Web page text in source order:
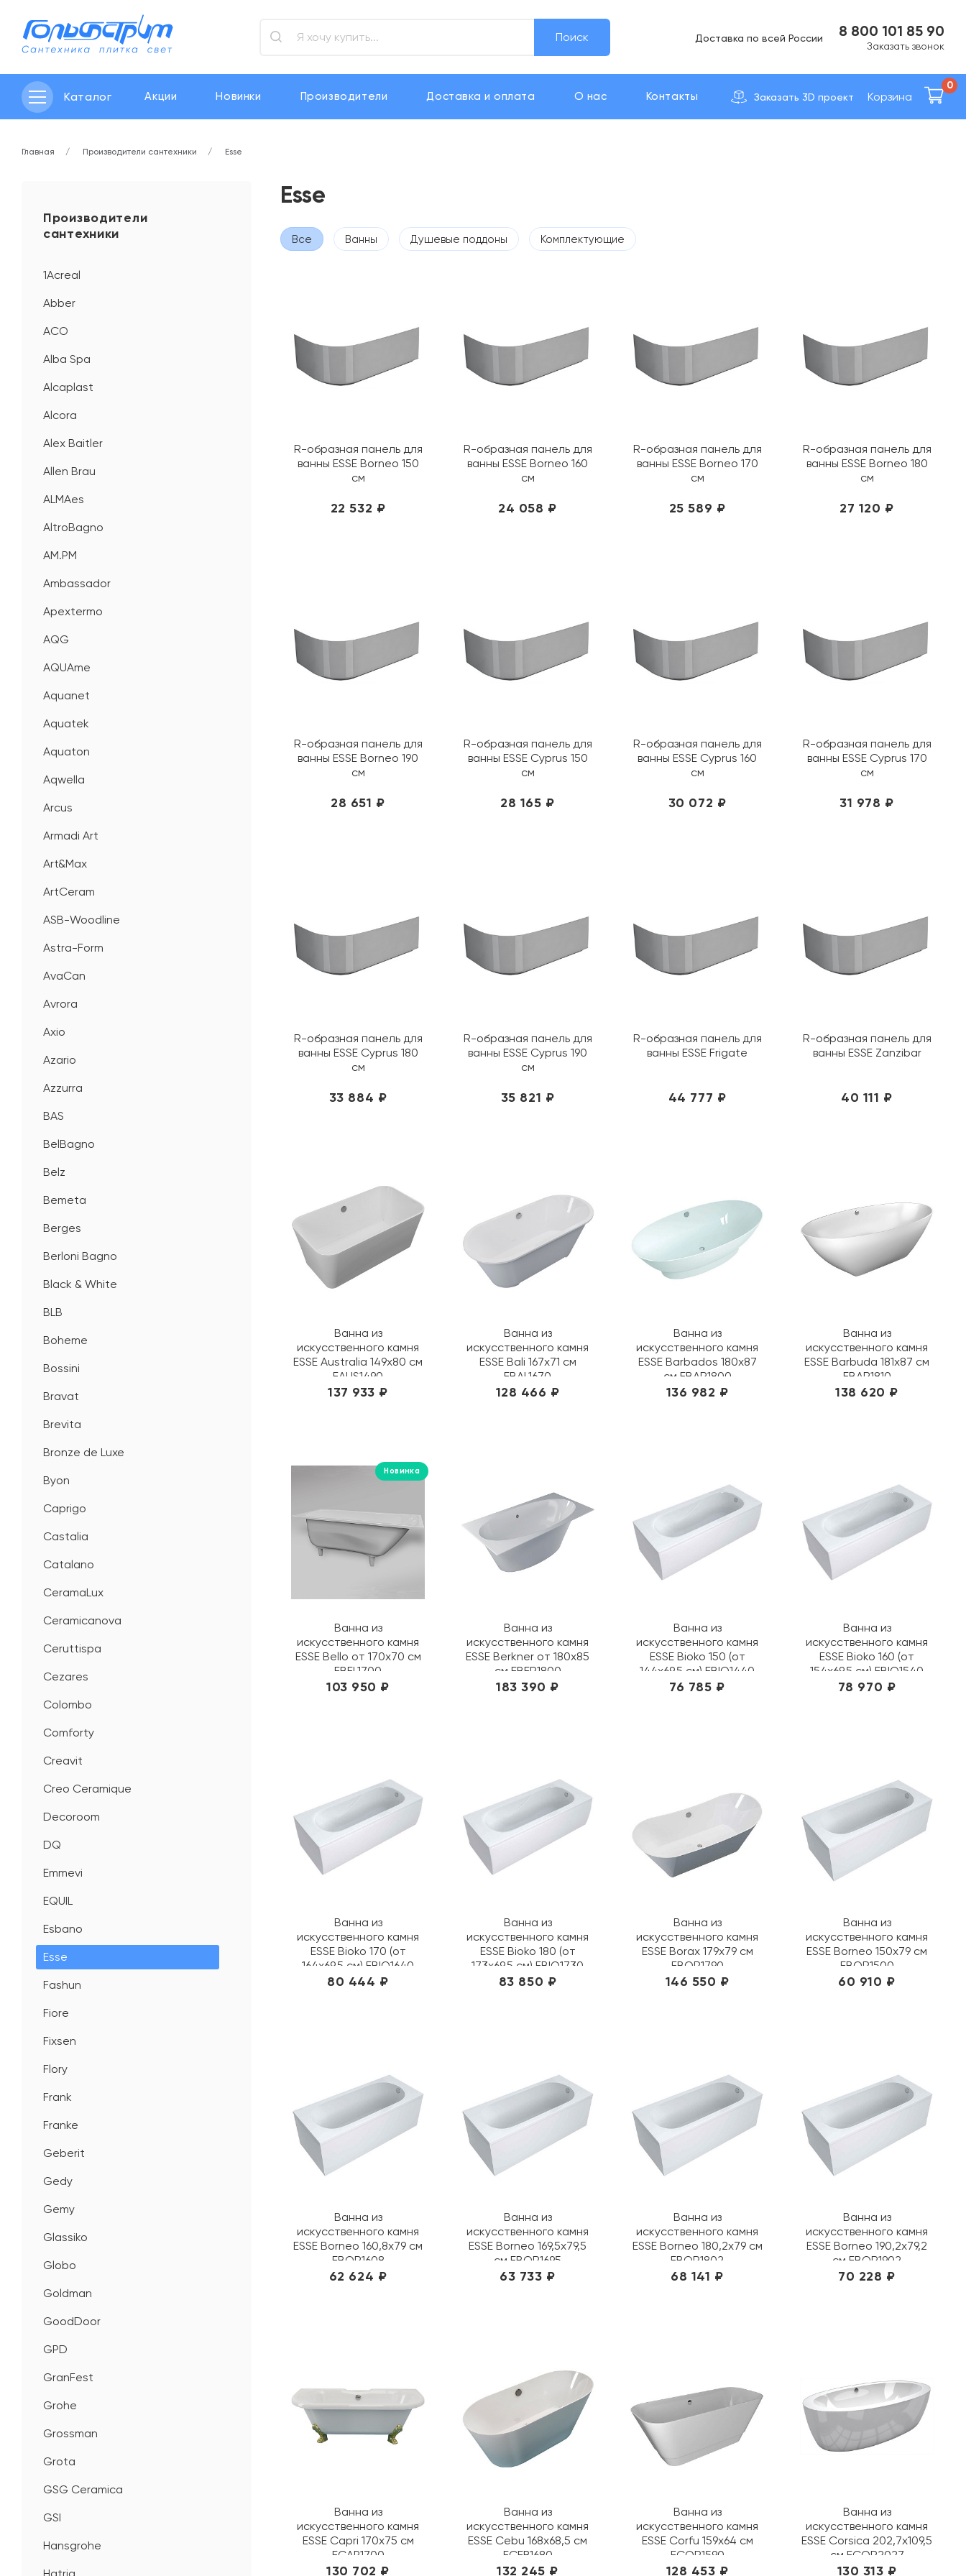
Поиск Доставка по вcей России 8 800 101 85 90
Заказать звонок
Каталог Акции Новинки Производители Доставка и оплата О нас Контакты Заказать 3D проект Корзина
0
Главная Производители сантехники Esse
Производители
сантехники
1Acreal
Abber
ACO
Alba Spa
Alcaplast
Alcora
Alex Baitler
Allen Brau
ALMAes
AltroBagno
AM.PM
Ambassador
Apextermo
AQG
AQUAme
Aquanet
Aquatek
Aquaton
Aqwella
Arcus
Armadi Art
Art&Max
ArtCeram
ASB-Woodline
Astra-Form
AvaCan
Avrora
Axio
Azario
Azzurra
BAS
BelBagno
Belz
Bemeta
Berges
Berloni Bagno
Black & White
BLB
Boheme
Bossini
Bravat
Brevita
Bronze de Luxe
Byon
Caprigo
Castalia
Catalano
CeramaLux
Ceramicanova
Ceruttispa
Cezares
Colombo
Comforty
Creavit
Creo Ceramique
Decoroom
DQ
Emmevi
EQUIL
Esbano
Esse
Fashun
Fiore
Fixsen
Flory
Frank
Franke
Geberit
Gedy
Gemy
Glassiko
Globo
Goldman
GoodDoor
GPD
GranFest
Grohe
Grossman
Grota
GSG Ceramica
GSI
Hansgrohe
Esse
Все Ванны Душевые поддоны Комплектующие
R-образная панель для
ванны ESSE Borneo 150
см
22 532 ₽
R-образная панель для
ванны ESSE Borneo 160
см
24 058 ₽
R-образная панель для
ванны ESSE Borneo 170
см
25 589 ₽
R-образная панель для
ванны ESSE Borneo 180
см
27 120 ₽
R-образная панель для
ванны ESSE Borneo 190
см
28 651 ₽
R-образная панель для
ванны ESSE Cyprus 150
см
28 165 ₽
R-образная панель для
ванны ESSE Cyprus 160
см
30 072 ₽
R-образная панель для
ванны ESSE Cyprus 170
см
31 978 ₽
R-образная панель для
ванны ESSE Cyprus 180
см
33 884 ₽
R-образная панель для
ванны ESSE Cyprus 190
см
35 821 ₽
R-образная панель для
ванны ESSE Frigate
44 777 ₽
R-образная панель для
ванны ESSE Zanzibar
40 111 ₽
Ванна из
искусственного камня
ESSE Australia 149х80 см
EAUS1490
137 933 ₽
Ванна из
искусственного камня
ESSE Bali 167x71 см
EBAL1670
128 466 ₽
Ванна из
искусственного камня
ESSE Barbados 180x87
см EBAR1800
136 982 ₽
Ванна из
искусственного камня
ESSE Barbuda 181x87 см
EBAR1810
138 620 ₽
Новинка
Ванна из
искусственного камня
ESSE Bello от 170х70 см
EBEL1700
103 950 ₽
Ванна из
искусственного камня
ESSE Berkner от 180х85
см EBER1800
183 390 ₽
Ванна из
искусственного камня
ESSE Bioko 150 (от
144х69,5 см) EBIO1440
76 785 ₽
Ванна из
искусственного камня
ESSE Bioko 160 (от
154х69,5 см) EBIO1540
78 970 ₽
Ванна из
искусственного камня
ESSE Bioko 170 (от
164х69,5 см) EBIO1640
80 444 ₽
Ванна из
искусственного камня
ESSE Bioko 180 (от
173х69,5 см) EBIO1730
83 850 ₽
Ванна из
искусственного камня
ESSE Borax 179x79 см
EBOR1790
146 550 ₽
Ванна из
искусственного камня
ESSE Borneo 150х79 см
EBOR1500
60 910 ₽
Ванна из
искусственного камня
ESSE Borneo 160,8х79 см
EBOR1608
62 624 ₽
Ванна из
искусственного камня
ESSE Borneo 169,5х79,5
см EBOR1695
63 733 ₽
Ванна из
искусственного камня
ESSE Borneo 180,2х79 см
EBOR1802
68 141 ₽
Ванна из
искусственного камня
ESSE Borneo 190,2х79,2
см EBOR1902
70 228 ₽
Ванна из
искусственного камня
ESSE Capri 170x75 см
ECAP1700
130 702 ₽
Ванна из
искусственного камня
ESSE Cebu 168х68,5 см
ECEB1680
132 245 ₽
Ванна из
искусственного камня
ESSE Corfu 159х64 см
ECOR1590
128 453 ₽
Ванна из
искусственного камня
ESSE Corsica 202,7x109,5
см ECOR2027
130 313 ₽